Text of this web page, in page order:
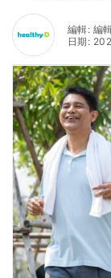
編輯: 編
日期: